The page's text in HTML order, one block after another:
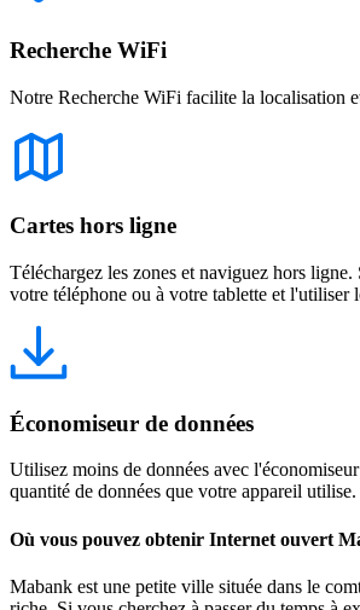
Recherche WiFi
Notre Recherche WiFi facilite la localisation
Cartes hors ligne
Téléchargez les zones et naviguez hors
votre téléphone ou à votre tablette et l'utiliser
Économiseur de données
Utilisez moins de données avec
quantité de données que votre appareil utilise.
Où vous pouvez obtenir Internet ouvert
Mabank est une petite ville située dans le